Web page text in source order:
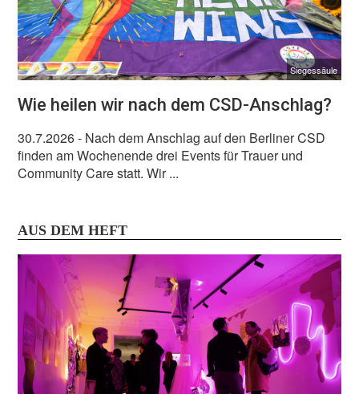
Siegessäule
Wie heilen wir nach dem CSD-Anschlag?
30.7.2026- Nach dem Anschlag auf den Berliner CSD
finden am Wochenende drei Events für Trauer und
Community Care statt. Wir ...
AUS DEM HEFT